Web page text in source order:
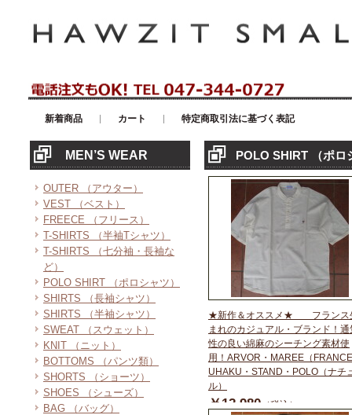
新着商品 カート 特定商取引法に基づく表記
MEN’S WEAR
OUTER （アウター）
VEST （ベスト）
FREECE （フリース）
T-SHIRTS （半袖Tシャツ）
T-SHIRTS （七分袖・長袖な
ど）
POLO SHIRT （ポロシャツ）
SHIRTS （長袖シャツ）
SHIRTS （半袖シャツ）
SWEAT （スウェット）
KNIT （ニット）
BOTTOMS （パンツ類）
SHORTS （ショーツ）
SHOES （シューズ）
BAG （バッグ）
POLO SHIRT （ポロ
★新作＆オススメ★ フランス
まれのカジュアル・ブランド！通
性の良い綿麻のシーチング素材使
用！ARVOR・MAREE（
UHAKU・STAND・POLO（ナチ
ル）
￥12,980 （税込）